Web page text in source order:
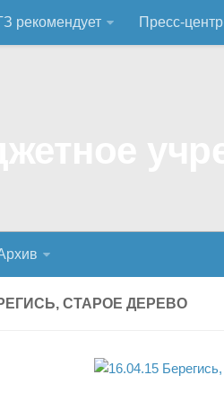
рекомендует Пресс-центр
СТАРОЕ ДЕРЕВО